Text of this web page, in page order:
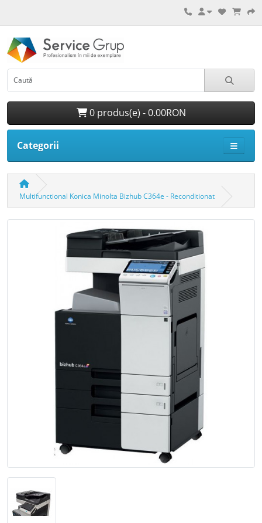
0 produs(e) - 0.00RON
Categorii
Multifunctional Konica Minolta Bizhub C364e - Reconditionat